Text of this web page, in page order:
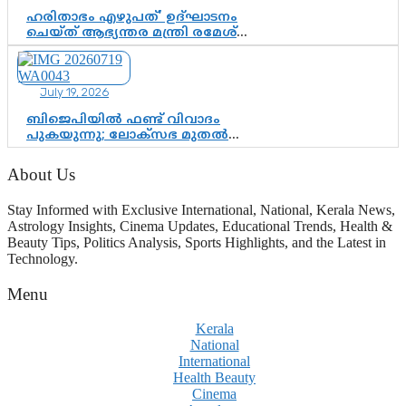
ഹരിതാഭം എഴുപത്’ ഉദ്ഘാടനം
ചെയ്ത് ആഭ്യന്തര മന്ത്രി രമേശ്
ചെന്നിത്തല; ആർ. ഹരികുമാറിന്റെ
സപ്തതി ആഘോഷങ്ങൾക്ക്
പ്രൗഢമായ തുടക്കം
July 19, 2026
ബിജെപിയിൽ ഫണ്ട് വിവാദം
പുകയുന്നു; ലോക്സഭ മുതൽ
നിയമസഭ വരെ 140 മണ്ഡലങ്ങളിലെ
ഫണ്ട് വിനിയോഗം
പരിശോധിക്കുമോ? കേന്ദ്രത്തിനും
ഘടകത്തോട് അതൃപ്തി
About Us
Stay Informed with Exclusive International, National, Kerala News,
Astrology Insights, Cinema Updates, Educational Trends, Health &
Beauty Tips, Politics Analysis, Sports Highlights, and the Latest in
Technology.
Menu
Kerala
National
International
Health Beauty
Cinema